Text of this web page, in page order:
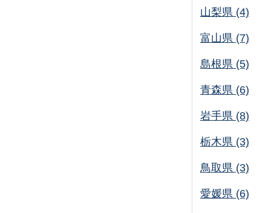
山梨県 (4)
富山県 (7)
島根県 (5)
青森県 (6)
岩手県 (8)
栃木県 (3)
鳥取県 (3)
愛媛県 (6)